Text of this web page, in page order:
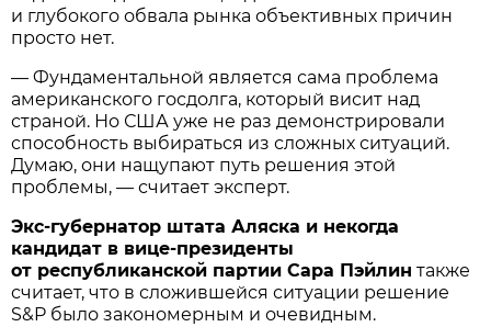
и глубокого обвала рынка объективных причин
просто нет.
— Фундаментальной является сама проблема
американского госдолга, который висит над
страной. Но США уже не раз демонстрировали
способность выбираться из сложных ситуаций.
Думаю, они нащупают путь решения этой
проблемы, — считает эксперт.
Экс-губернатор штата Аляска и некогда
кандидат в вице-президенты
от республиканской партии Сара Пэйлин также
считает, что в сложившейся ситуации решение
S&P было закономерным и очевидным.